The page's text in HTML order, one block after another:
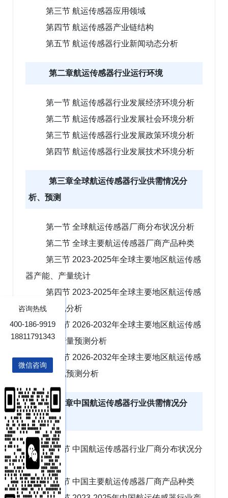
第三节 航运传感器应用领域
第四节 航运传感器产业链结构
第五节 航运传感器行业新闻动态分析
第二章航运传感器行业运行环境
第一节 航运传感器行业发展经济环境分析
第二节 航运传感器行业发展社会环境分析
第三节 航运传感器行业发展政策环境分析
第四节 航运传感器行业发展技术环境分析
第三章全球航运传感器行业供需情况分
析、预测
第一节 全球航运传感器厂商分布状况分析
第二节 全球主要航运传感器厂商产品种类
第三节 2023-2025年全球主要地区航运传感
器产能、产量统计
第四节 2023-2025年全球主要地区航运传感
器需求情况分析
第五节 2026-2032年全球主要地区航运传感
器产能、产量预测分析
第六节 2026-2032年全球主要地区航运传感
器需求情况预测分析
第四章中国航运传感器行业供需情况分
析、预测
第一节 中国航运传感器行业厂商分布状况分
析
第二节 中国主要航运传感器厂商产品种类
咨询热线
400-186-9919
18811791343
微信咨询